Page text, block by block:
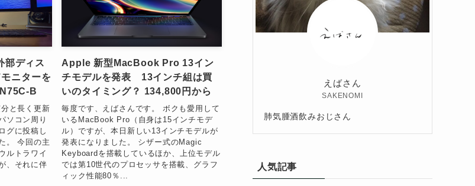
部ディス
ニターを
B
と長く更新
ソコン周り
グに投稿し
。 今回の主
ルトラワイ
、それに伴
Apple 新型MacBook Pro 13イン
チモデルを発表 13インチ組は買
いのタイミング？ 134,800円から
毎度です、えばさんです。 ボクも愛用して
いるMacBook Pro（自身は15インチモデ
ル）ですが、本日新しい13インチモデルが
発表になりました。 シザー式のMagic
Keyboardを搭載しているほか、上位モデル
では第10世代のプロセッサを搭載、グラフ
ィック性能80％...
えばさん
SAKENOMI
肺気腫酒飲みおじさん
人気記事